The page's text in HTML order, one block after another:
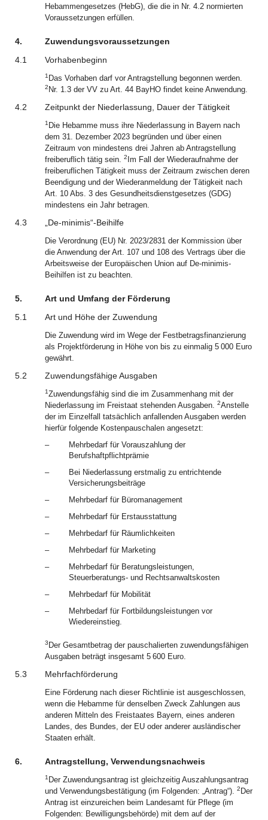
Hebammengesetzes (HebG), die die in Nr. 4.2 normierten
Voraussetzungen erfüllen.
4.
Zuwendungsvoraussetzungen
4.1
Vorhabenbeginn
1 Das Vorhaben darf vor Antragstellung begonnen werden.
2 Nr. 1.3 der VV zu Art. 44 BayHO findet keine Anwendung.
4.2 Zeitpunkt der Niederlassung, Dauer der Tätigkeit
1 Die Hebamme muss ihre Niederlassung in Bayern nach
dem 31. Dezember 2023 begründen und über einen
Zeitraum von mindestens drei Jahren ab Antragstellung
freiberuflich tätig sein. 2 Im Fall der Wiederaufnahme der
freiberuflichen Tätigkeit muss der Zeitraum zwischen deren
Beendigung und der Wiederanmeldung der Tätigkeit nach
Art. 10 Abs. 3 des Gesundheitsdienstgesetzes (GDG)
mindestens ein Jahr betragen.
4.3 „De-minimis“-Beihilfe
Die Verordnung (EU) Nr. 2023/2831 der Kommission über
die Anwendung der Art. 107 und 108 des Vertrags über die
Arbeitsweise der Europäischen Union auf De-minimis-
Beihilfen ist zu beachten.
5.
Art und Umfang der Förderung
5.1
Art und Höhe der Zuwendung
Die Zuwendung wird im Wege der Festbetragsfinanzierung
als Projektförderung in Höhe von bis zu einmalig 5 000 Euro
gewährt.
5.2 Zuwendungsfähige Ausgaben
1Zuwendungsfähig sind die im Zusammenhang mit der
Niederlassung im Freistaat stehenden Ausgaben. 2Anstelle
der im Einzelfall tatsächlich anfallenden Ausgaben werden
hierfür folgende Kostenpauschalen angesetzt:
–
Mehrbedarf für Vorauszahlung der
Berufshaftpflichtprämie
–
Bei Niederlassung erstmalig zu entrichtende
Versicherungsbeiträge
–
Mehrbedarf für Büromanagement
–
Mehrbedarf für Erstausstattung
–
Mehrbedarf für Räumlichkeiten
–
Mehrbedarf für Marketing
–
Mehrbedarf für Beratungsleistungen,
Steuerberatungs- und Rechtsanwaltskosten
–
Mehrbedarf für Mobilität
–
Mehrbedarf für Fortbildungsleistungen vor
Wiedereinstieg.
3 Der Gesamtbetrag der pauschalierten zuwendungsfähigen
Ausgaben beträgt insgesamt 5 600 Euro.
5.3 Mehrfachförderung
Eine Förderung nach dieser Richtlinie ist ausgeschlossen,
wenn die Hebamme für denselben Zweck Zahlungen aus
anderen Mitteln des Freistaates Bayern, eines anderen
Landes, des Bundes, der EU oder anderer ausländischer
Staaten erhält.
6. Antragstellung, Verwendungsnachweis
1 Der Zuwendungsantrag ist gleichzeitig Auszahlungsantrag
und Verwendungsbestätigung (im Folgenden: „Antrag“). 2 Der
Antrag ist einzureichen beim Landesamt für Pflege (im
Folgenden: Bewilligungsbehörde) mit dem auf der